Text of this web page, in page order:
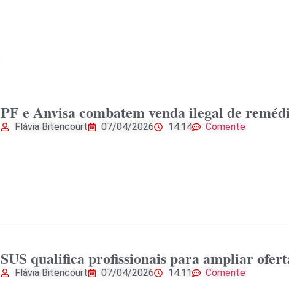
PF e Anvisa combatem venda ilegal de
Flávia Bitencourt 07/04/2026 14:14 Comente
SUS qualifica profissionais para ampliar
Flávia Bitencourt 07/04/2026 14:11 Comente